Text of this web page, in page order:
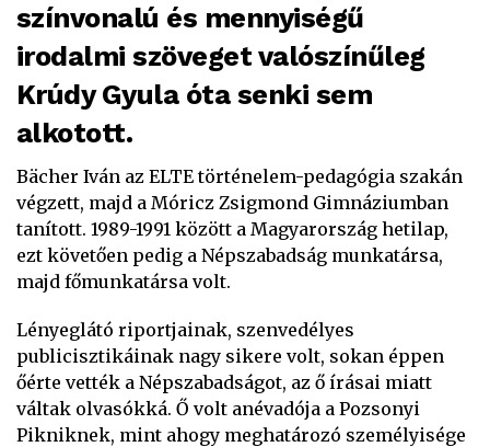
színvonalú és mennyiségű
irodalmi szöveget valószínűleg
Krúdy Gyula óta senki sem
alkotott.
Bächer Iván az ELTE történelem-pedagógia szakán
végzett, majd a Móricz Zsigmond Gimnáziumban
tanított. 1989-1991 között a Magyarország hetilap,
ezt követően pedig a Népszabadság munkatársa,
majd főmunkatársa volt.
Lényeglátó riportjainak, szenvedélyes
publicisztikáinak nagy sikere volt, sokan éppen
őérte vették a Népszabadságot, az ő írásai miatt
váltak olvasókká. Ő volt anévadója a Pozsonyi
Pikniknek, mint ahogy meghatározó személyisége